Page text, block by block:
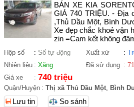
BÁN XE KIA
GIÁ 740 TRIỆU. - Địa
,Thủ Dầu Một, Bình
Xe đẹp chắc khoẻ vận
zin =Cam kết không
Hộp số : Số tự động Xuất xứ :
Nhiên liệu : Xăng Đã sử dụng :
Giá xe
: 740 triệu
Quận/Huyện : Thị xã Thủ Dầu Một, Bình
Lưu tin
So sánh